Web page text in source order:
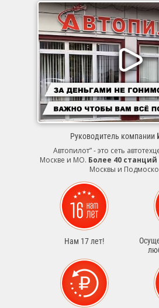
Руководитель компании
Автопилот” - это сеть
Москве и МО. Более 40 станций
Москвы и
Нам 17 лет!